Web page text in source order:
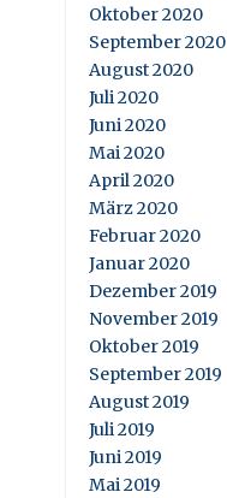
Oktober 2020
September 2020
August 2020
Juli 2020
Juni 2020
Mai 2020
April 2020
März 2020
Februar 2020
Januar 2020
Dezember 2019
November 2019
Oktober 2019
September 2019
August 2019
Juli 2019
Juni 2019
Mai 2019